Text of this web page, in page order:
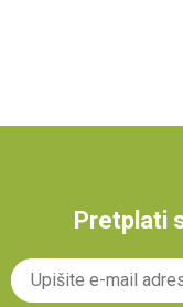
Pretplati